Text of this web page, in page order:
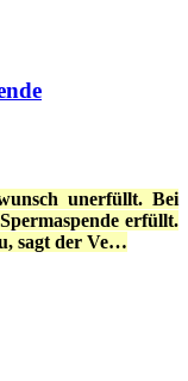
unerfüllt. Bei
erfüllt.
sagt der Ve…